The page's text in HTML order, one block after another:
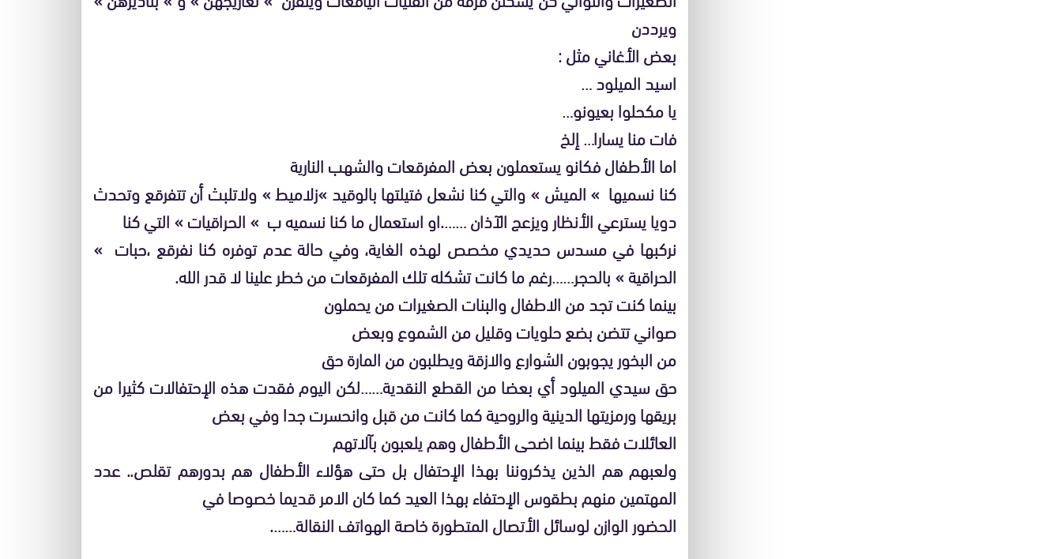
ويرددن
بعض الأغاني مثل :
اسيد الميلود …
يا مكحلوا بعيونو…
فات منا يسارا… إلخ
اما الأطفال فكانو يستعملون بعض المفرقعات والشهب النارية
كنا نسميها » الميش » والتي كنا نشعل فتيلتها بالوقيد »زلاميط » ولاتلبث أن تتفرقع وتحدث
دويا يسترعي الأنظار ويزعج الآذان …….او استعمال ما كنا نسميه ب » الحراقيات » التي كنا
نركبها في مسدس حديدي مخصص لهذه الغاية، وفي حالة عدم توفره كنا نفرقع ،حبات »
الحراقية » بالحجر……رغم ما كانت تشكله تلك المفرقعات من خطر علينا لا قدر الله.
بينما كنت تجد من الاطفال والبنات الصغيرات من يحملون
صواني تتضن بضع حلويات وقليل من الشموع وبعض
من البخور يجوبون الشوارع والازقة ويطلبون من المارة حق
حق سيدي الميلود أي بعضا من القطع النقدية……لكن اليوم فقدت هذه الإحتفالات كثيرا من
بريقها ورمزيتها الدينية والروحية كما كانت من قبل وانحسرت جدا وفي بعض
العائلات فقط بينما اضحى الأطفال وهم يلعبون بآلاتهم
ولعبهم هم الذين يذكروننا بهذا الإحتفال بل حتى هؤلاء الأطفال هم بدورهم تقلص.. عدد
المهتمين منهم بطقوس الإحتفاء بهذا العيد كما كان الامر قديما خصوصا في
الحضور الوازن لوسائل الأتصال المتطورة خاصة الهواتف النقالة…….